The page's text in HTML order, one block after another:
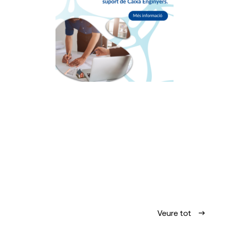
Veure tot